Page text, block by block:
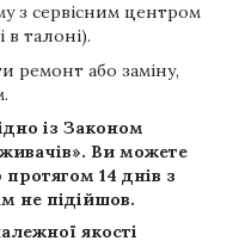
з сервісним центром
в талоні).
ремонт або заміну,
із Законом
Ви можете
протягом 14 днів з
не підійшов.
якості